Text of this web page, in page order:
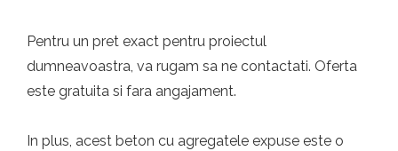
Pentru un pret exact pentru proiectul
dumneavoastra, va rugam sa ne contactati. Oferta
este gratuita si fara angajament.
In plus, acest beton cu agregatele expuse este o